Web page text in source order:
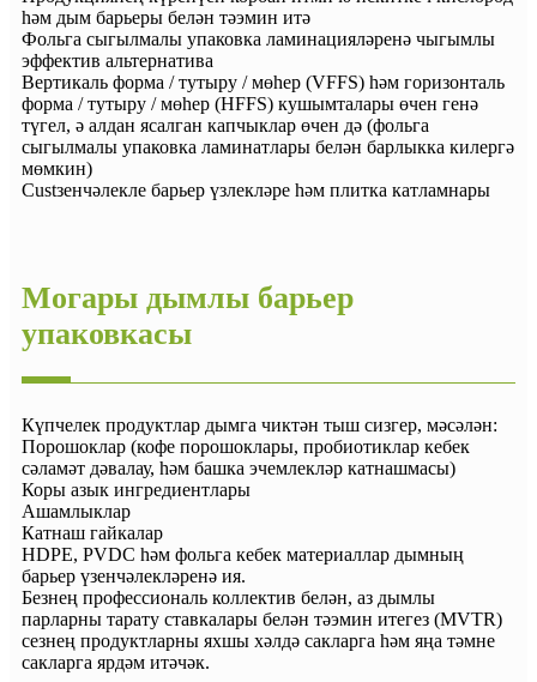
һәм дым барьеры белән тәэмин итә
Фольга сыгылмалы упаковка ламинацияләренә чыгымлы
эффектив альтернатива
Вертикаль форма / тутыру / мөһер (VFFS) һәм горизонталь
форма / тутыру / мөһер (HFFS) кушымталары өчен генә
түгел, ә алдан ясалган капчыклар өчен дә (фольга
сыгылмалы упаковка ламинатлары белән барлыкка килергә
мөмкин)
Custзенчәлекле барьер үзлекләре һәм плитка катламнары
Moгары дымлы барьер
упаковкасы
Күпчелек продуктлар дымга чиктән тыш сизгер, мәсәлән:
Порошоклар (кофе порошоклары, пробиотиклар кебек
сәламәт дәвалау, һәм башка эчемлекләр катнашмасы)
Коры азык ингредиентлары
Ашамлыклар
Катнаш гайкалар
HDPE, PVDC һәм фольга кебек материаллар дымның
барьер үзенчәлекләренә ия.
Безнең профессиональ коллектив белән, аз дымлы
парларны тарату ставкалары белән тәэмин итегез (MVTR)
сезнең продуктларны яхшы хәлдә сакларга һәм яңа тәмне
сакларга ярдәм итәчәк.